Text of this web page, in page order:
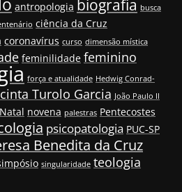
antropologia biografia busca
ciência da Cruz
coronavírus curso dimensão mística
feminilidade feminino
força e atualidade Hedwig Conrad-
Turolo Garcia João Paulo II
Natal novena palestras Pentecostes
psicopatologia PUC-SP
Benedita da Cruz
singularidade teologia